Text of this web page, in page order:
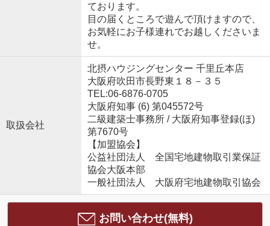
ております。
目の届くところで遊んで頂けますので、
お気軽にお子様連れでお越しくださいま
せ。
取扱会社
北摂ハウジングセンター 千里丘本店
大阪府吹田市長野東１８－３５
TEL:06-6876-0705
大阪府知事 (6) 第045572号
二級建築士事務所 / 大阪府知事登録(ほ)
第7670号
【加盟協会】
公益社団法人 全国宅地建物取引業保証
協会大阪本部
一般社団法人 大阪府宅地建物取引協会
お問い合わせ(無料)